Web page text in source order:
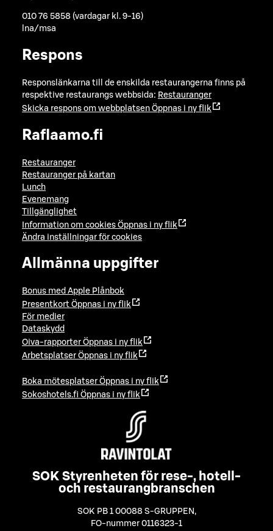
010 76 5858 (vardagar kl. 9-16)
lna/msa
Respons
Responslänkarna till de enskilda restaurangerna finns på
respektive restaurangs webbsida: Restauranger
Skicka respons om webbplatsen Öppnas i ny flik
Raflaamo.fi
Restauranger
Restauranger på kartan
Lunch
Evenemang
Tillgänglighet
Information om cookies Öppnas i ny flik
Ändra inställningar för cookies
Allmänna uppgifter
Bonus med Apple Plånbok
Presentkort Öppnas i ny flik
För medier
Dataskydd
Oiva-rapporter Öppnas i ny flik
Arbetsplatser Öppnas i ny flik
Boka mötesplatser Öppnas i ny flik
Sokoshotels.fi Öppnas i ny flik
SOK Styrenheten för rese-, hotell-
och restaurangbranschen
SOK PB 1 00088 S-GRUPPEN ,
FO-nummer 0116323-1